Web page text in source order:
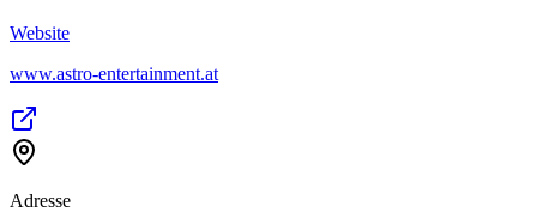
Website
www.astro-entertainment.at
Adresse